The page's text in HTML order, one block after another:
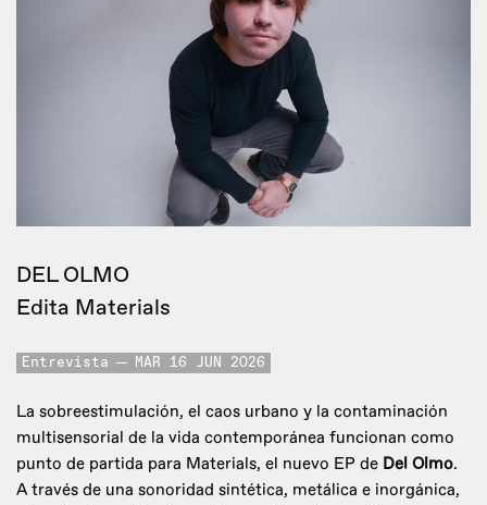
DEL OLMO
Edita Materials
Entrevista MAR 16 JUN 2026
La sobreestimulación, el caos urbano y la contaminación
multisensorial de la vida contemporánea funcionan como
punto de partida para Materials, el nuevo EP de Del Olmo.
A través de una sonoridad sintética, metálica e inorgánica,